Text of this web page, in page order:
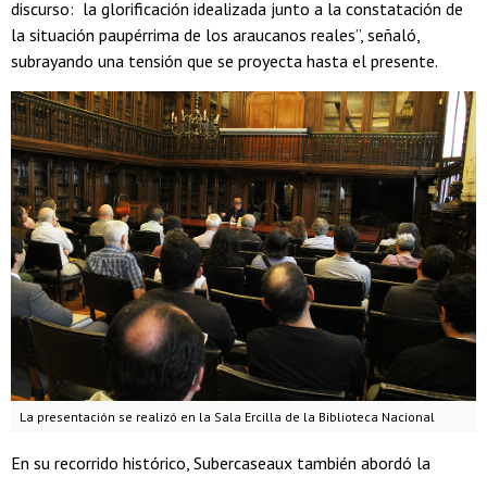
discurso: la glorificación idealizada junto a la constatación de
la situación paupérrima de los araucanos reales”, señaló,
subrayando una tensión que se proyecta hasta el presente.
La presentación se realizó en la Sala Ercilla de la Biblioteca Nacional
En su recorrido histórico, Subercaseaux también abordó la